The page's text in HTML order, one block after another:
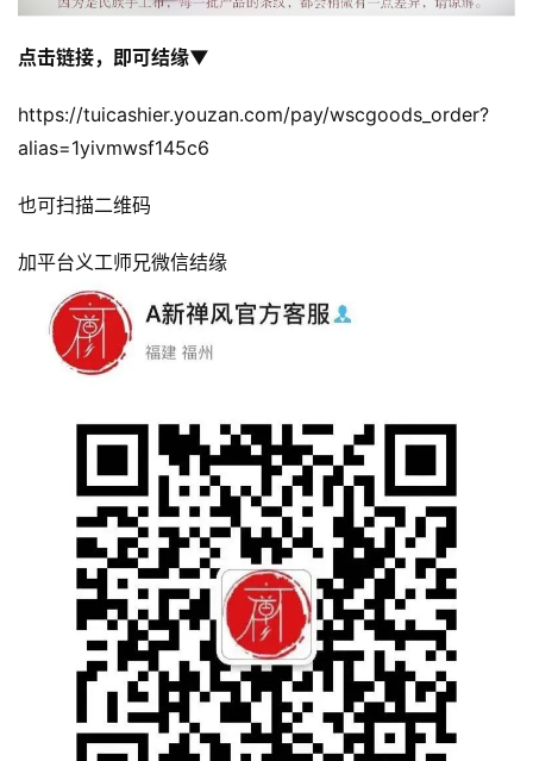
点击链接，即可结缘▼
https://tuicashier.youzan.com/pay/wscgoods_order?
alias=1yivmwsf145c6
也可扫描二维码
加平台义工师兄微信结缘